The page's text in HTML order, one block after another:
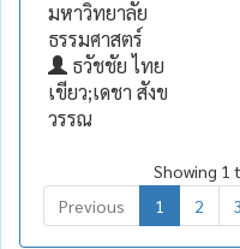
มหาวิทยาลัย
ธรรมศาสตร์
ธวัชชัย ไทย
เขียว;เดชา สังข
วรรณ
Showing 1
Previous
1 2 3